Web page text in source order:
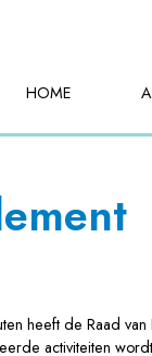
HOME
heeft de Raad
activiteiten